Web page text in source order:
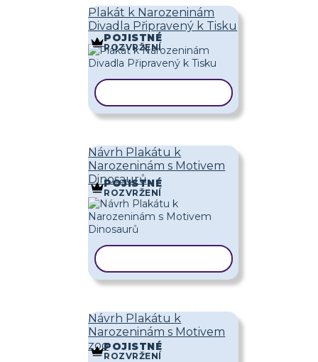
Plakát k Narozeninám
Divadla Připravený k Tisku
POJISTNÉ
ROZVRŽENÍ
Návrh Plakátu k
Narozeninám s Motivem
Dinosaurů
POJISTNÉ
ROZVRŽENÍ
Návrh Plakátu k
Narozeninám s Motivem
zooPOJISTNÉ
ROZVRŽENÍ